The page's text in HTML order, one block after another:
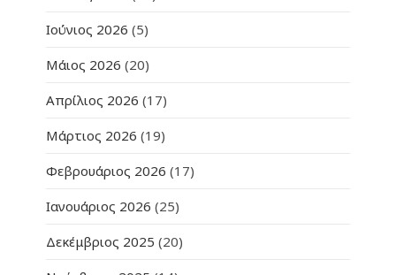
Ιούνιος 2026 (5)
Μάιος 2026 (20)
Απρίλιος 2026 (17)
Μάρτιος 2026 (19)
Φεβρουάριος 2026 (17)
Ιανουάριος 2026 (25)
Δεκέμβριος 2025 (20)